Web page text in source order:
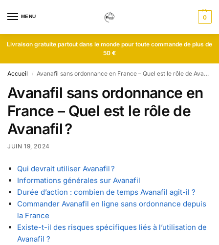
MENU 0
Livraison gratuite partout dans le monde pour toute commande de plus de
50 €
Accueil / Avanafil sans ordonnance en France – Quel est le rôle de Avanafil ?
Avanafil sans ordonnance en
France – Quel est le rôle de
Avanafil ?
JUIN 19, 2024
Qui devrait utiliser Avanafil ?
Informations générales sur Avanafil
Durée d’action : combien de temps Avanafil agit-il ?
Commander Avanafil en ligne sans ordonnance depuis
la France
Existe-t-il des risques spécifiques liés à l’utilisation de
Avanafil ?